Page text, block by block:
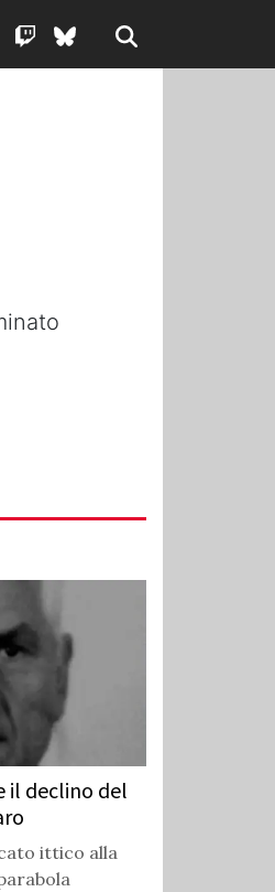
il declino del
ittico alla